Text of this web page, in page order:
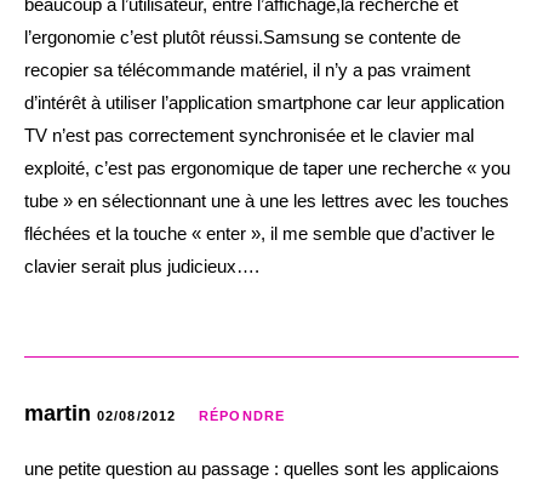
beaucoup à l’utilisateur, entre l’affichage,la recherche et
l’ergonomie c’est plutôt réussi.Samsung se contente de
recopier sa télécommande matériel, il n’y a pas vraiment
d’intérêt à utiliser l’application smartphone car leur application
TV n’est pas correctement synchronisée et le clavier mal
exploité, c’est pas ergonomique de taper une recherche « you
tube » en sélectionnant une à une les lettres avec les touches
fléchées et la touche « enter », il me semble que d’activer le
clavier serait plus judicieux….
martin 02/08/2012 RÉPONDRE
une petite question au passage : quelles sont les applicaions